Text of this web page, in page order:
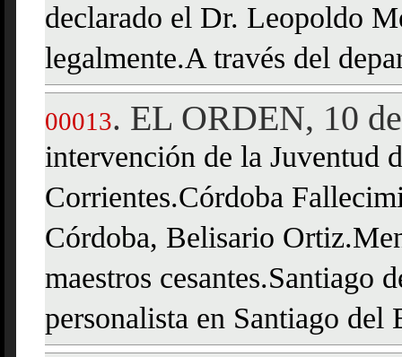
declarado el Dr. Leopoldo
legalmente.A través del
00013. EL ORDEN, 10
intervención de la Juventud
Corrientes.Córdoba
Córdoba, Belisario
maestros cesantes.Santiago
personalista en Santiago